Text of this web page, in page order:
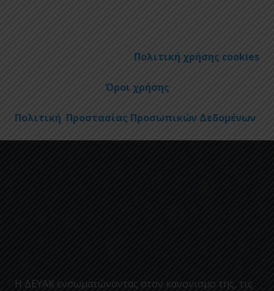
Πολιτική χρήσης cookies
Όροι χρήσης
Πολιτική Προστασίας Προσωπικών Δεδομένων
Η ΔΕΥΑΚ ενσωματώνοντας στον κανονισμο της, τις